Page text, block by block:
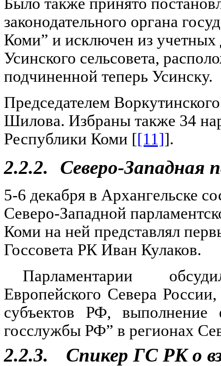
законодательного органа
Коми” и исключен из
Усинского сельсовета,
подчиненной теперь Усинску.
Председателем
Шилова. Избраны также 34
Республики Коми [[11]].
2.2.2. Северо-Западная
5-6 декабря в Архангельске
Северо-Западной
Коми на ней представлял
Госсовета РК Иван Кулаков.
Парламентарии
Европейского Севера
субъектов РФ, выполнение
госслужбы РФ” в регионах
2.2.3.
Спикер ГС РК о